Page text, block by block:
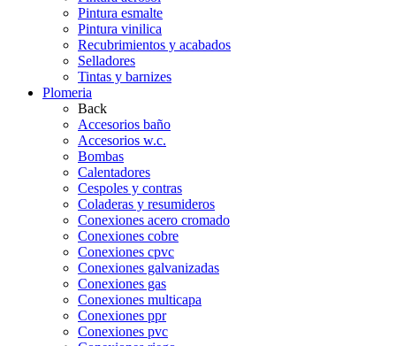
Pintura esmalte
Pintura vinilica
Recubrimientos y acabados
Selladores
Tintas y barnizes
Plomeria
Back
Accesorios baño
Accesorios w.c.
Bombas
Calentadores
Cespoles y contras
Coladeras y resumideros
Conexiones acero cromado
Conexiones cobre
Conexiones cpvc
Conexiones galvanizadas
Conexiones gas
Conexiones multicapa
Conexiones ppr
Conexiones pvc